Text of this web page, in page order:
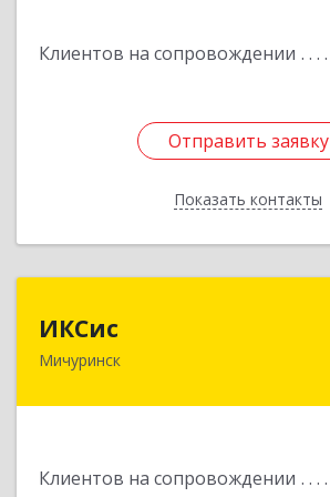
Клиентов на сопровождении
Отправить заявку
Показать контакты
Отправить заявку
Назад
ИКСис
Мичуринск
Клиентов на сопровождении